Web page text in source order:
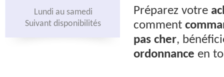
Lundi au samedi
Suivant disponibilités
Préparez votre
comment
pas cher,
ordonnance en